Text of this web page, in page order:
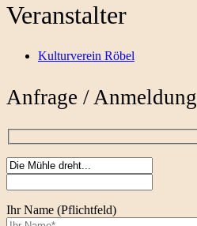
Veranstalter
Kulturverein Röbel
Anfrage / Anmeldung
Ihr Name (Pflichtfeld)